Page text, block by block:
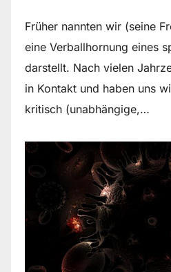
Früher nannten wir (seine
eine Verballhornung eines
darstellt. Nach vielen
in Kontakt und haben uns
kritisch (unabhängige,…